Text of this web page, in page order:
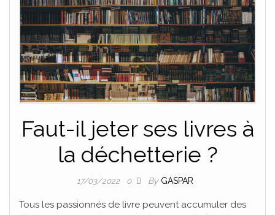
Faut-il jeter ses livres à
la déchetterie ?
17/03/2022 0 By GASPAR
Tous les passionnés de livre peuvent accumuler des